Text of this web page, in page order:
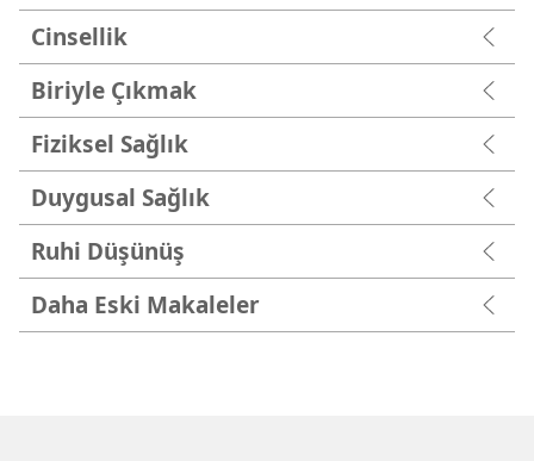
Cinsellik
Biriyle Çıkmak
Fiziksel Sağlık
Duygusal Sağlık
Ruhi Düşünüş
Daha Eski Makaleler